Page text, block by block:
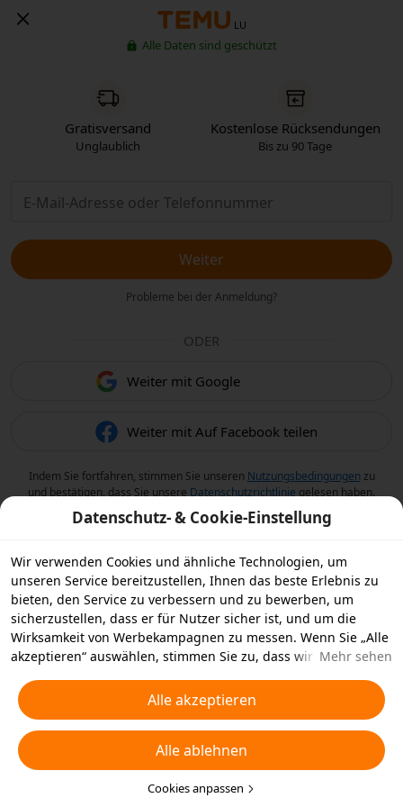
LU
Alle Daten sind geschützt
Gratisversand
Unglaublich
Kostenlose Rücksendungen
Bis zu 90 Tage
Weiter
Probleme bei der Anmeldung?
ODER
Weiter mit Google
Weiter mit Auf Facebook teilen
Indem Sie fortfahren, stimmen Sie unseren Nutzungsbedingungen zu
und bestätigen, dass Sie unsere Datenschutzrichtlinie gelesen haben.
Datenschutz- & Cookie-Einstellung
Wir verwenden Cookies und ähnliche Technologien, um
unseren Service bereitzustellen, Ihnen das beste Erlebnis zu
bieten, den Service zu verbessern und zu bewerben, um
sicherzustellen, dass er für Nutzer sicher ist, und um die
Wirksamkeit von Werbekampagnen zu messen. Wenn Sie „Alle
akzeptieren“ auswählen, stimmen Sie zu, dass wir und die
ähnliche Technologien für Werbezwecke auf Ihrem Gerät
speichern. Alternativ können Sie auch über „Alle ablehnen“
nicht notwendige Cookies ablehnen oder auswählen, welche
Arten von Cookies Sie akzeptieren oder deaktivieren möchten,
indem Sie unten oder jederzeit in Ihren
Datenschutzeinstellungen auf „Cookies anpassen“ klicken.
Mehr sehen
Alle akzeptieren
Alle ablehnen
Cookies anpassen